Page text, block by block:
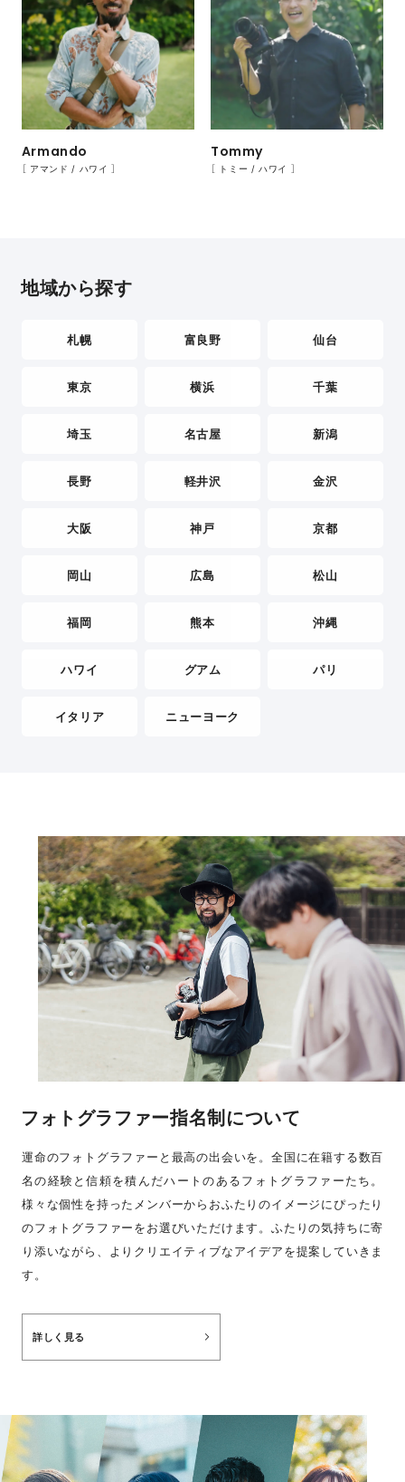
Armando
［ アマンド / ハワイ ］
Tommy
［ トミー / ハワイ ］
地域から探す
札幌 富良野 仙台
東京 横浜 千葉
埼玉 名古屋 新潟
長野 軽井沢 金沢
大阪 神戸 京都
岡山 広島 松山
福岡 熊本 沖縄
ハワイ グアム パリ
イタリア ニューヨーク
フォトグラファー指名制について
運命のフォトグラファーと最高の出会いを。全国に在籍する数百
名の経験と信頼を積んだハートのあるフォトグラファーたち。
様々な個性を持ったメンバーからおふたりのイメージにぴったり
のフォトグラファーをお選びいただけます。ふたりの気持ちに寄
り添いながら、よりクリエイティブなアイデアを提案していきま
す。
詳しく見る